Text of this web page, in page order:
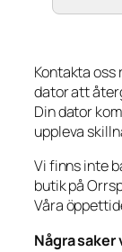
Kontakta oss
dator att
Din dator
uppleva
Vi finns inte
butik på
Våra
Några saker